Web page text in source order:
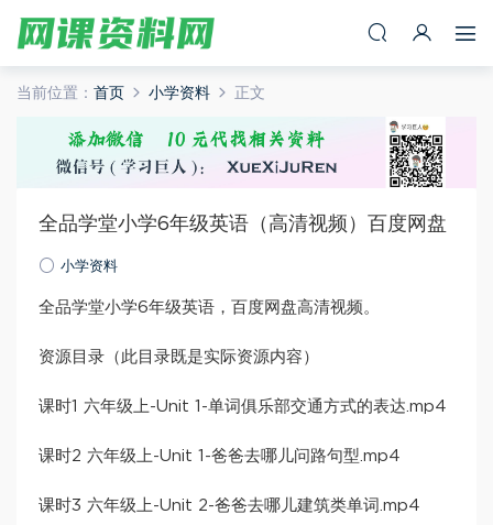
当前位置： 首页 小学资料 正文
全品学堂小学6年级英语（高清视频）百度网盘
小学资料
全品学堂小学6年级英语，百度网盘高清视频。
资源目录（此目录既是实际资源内容）
课时1 六年级上-Unit 1-单词俱乐部交通方式的表达.mp4
课时2 六年级上-Unit 1-爸爸去哪儿问路句型.mp4
课时3 六年级上-Unit 2-爸爸去哪儿建筑类单词.mp4